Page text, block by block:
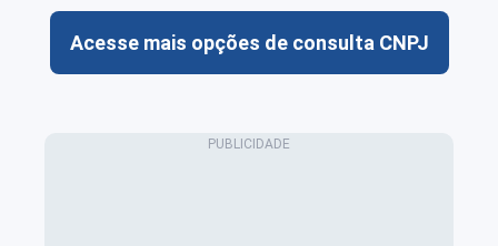
Acesse mais opções de consulta CNPJ